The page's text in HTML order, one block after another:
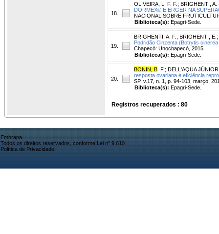
18.
OLIVEIRA, L. F. F. ; BRIGHENTI, A.
DORMEX® E ERGER NA
NACIONAL SOBRE
Biblioteca(s): Epagri-Sede.
19.
BRIGHENTI, A. F. ; BRIGHENTI, E. ;
Podridão Cinzenta (Botrytis
Chapecó: Unochapecó, 2015.
Biblioteca(s): Epagri-Sede.
20.
BONIN, B . F. ; DELL'AQUA
resposta ovariana e eficiência
SP, v.17, n. 1, p. 94-103, março,
Biblioteca(s): Epagri-Sede.
Registros recuperados : 80
Embrapa
Todos os direitos reservados, conforme Lei n° 9.610
Política de Privacidade